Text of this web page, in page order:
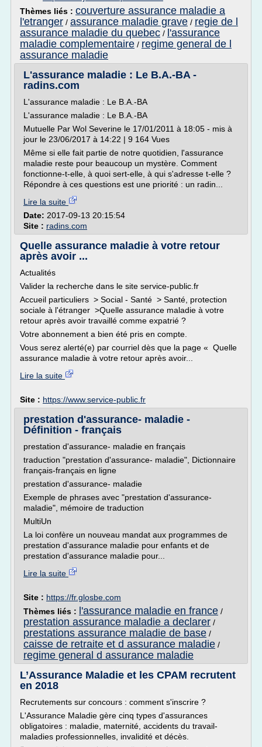
Thèmes liés : couverture assurance maladie a
l'etranger / assurance maladie grave / regie de l
assurance maladie du quebec / l'assurance
maladie complementaire / regime general de l
assurance maladie
L'assurance maladie : Le B.A.-BA -
radins.com
L'assurance maladie : Le B.A.-BA
L'assurance maladie : Le B.A.-BA
Mutuelle Par Wol Severine le 17/01/2011 à 18:05 - mis à
jour le 23/06/2017 à 14:22 | 9 164 Vues
Même si elle fait partie de notre quotidien, l'assurance
maladie reste pour beaucoup un mystère. Comment
fonctionne-t-elle, à quoi sert-elle, à qui s'adresse t-elle ?
Répondre à ces questions est une priorité : un radin...
Lire la suite
Date: 2017-09-13 20:15:54
Site : radins.com
Quelle assurance maladie à votre retour
après avoir ...
Actualités
Valider la recherche dans le site service-public.fr
Accueil particuliers > Social - Santé > Santé, protection
sociale à l'étranger >Quelle assurance maladie à votre
retour après avoir travaillé comme expatrié ?
Votre abonnement a bien été pris en compte.
Vous serez alerté(e) par courriel dès que la page « Quelle
assurance maladie à votre retour après avoir...
Lire la suite
Site : https://www.service-public.fr
prestation d'assurance- maladie -
Définition - français
prestation d'assurance- maladie en français
traduction "prestation d'assurance- maladie", Dictionnaire
français-français en ligne
prestation d'assurance- maladie
Exemple de phrases avec "prestation d'assurance-
maladie", mémoire de traduction
MultiUn
La loi confère un nouveau mandat aux programmes de
prestation d'assurance maladie pour enfants et de
prestation d'assurance maladie pour...
Lire la suite
Site : https://fr.glosbe.com
Thèmes liés :
l'assurance maladie en france /
prestation assurance maladie a declarer /
prestations assurance maladie de base /
caisse de retraite et d assurance maladie /
regime general d assurance maladie
L’Assurance Maladie et les CPAM recrutent
en 2018
Recrutements sur concours : comment s'inscrire ?
L'Assurance Maladie gère cinq types d'assurances
obligatoires : maladie, maternité, accidents du travail-
maladies professionnelles, invalidité et décès.